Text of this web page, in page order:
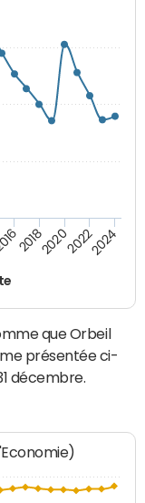
2018202020222024
que Orbeil
présentée ci-
décembre.